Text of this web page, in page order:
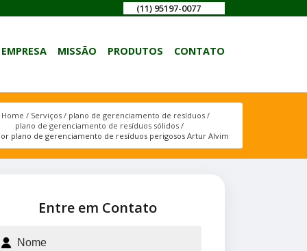
(11) 95197-0077
EMPRESA MISSÃO PRODUTOS CONTATO
Home Serviços
plano de gerenciamento de resíduos
plano de gerenciamento de resíduos sólidos
plano de gerenciamento de resíduos perigosos Artur Alvim
Entre em Contato